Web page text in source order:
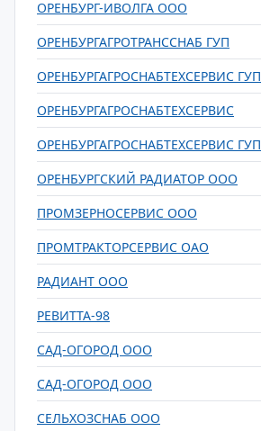
ОРЕНБУРГ-ИВОЛГА ООО
ОРЕНБУРГАГРОТРАНССНАБ ГУП
ОРЕНБУРГАГРОСНАБТЕХСЕРВИС ГУП
ОРЕНБУРГАГРОСНАБТЕХСЕРВИС
ОРЕНБУРГАГРОСНАБТЕХСЕРВИС ГУП
ОРЕНБУРГСКИЙ РАДИАТОР ООО
ПРОМЗЕРНОСЕРВИС ООО
ПРОМТРАКТОРСЕРВИС ОАО
РАДИАНТ ООО
РЕВИТТА-98
САД-ОГОРОД ООО
САД-ОГОРОД ООО
СЕЛЬХОЗСНАБ ООО